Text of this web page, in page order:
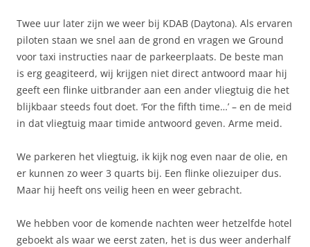
Twee uur later zijn we weer bij KDAB (Daytona). Als ervaren
piloten staan we snel aan de grond en vragen we Ground
voor taxi instructies naar de parkeerplaats. De beste man
is erg geagiteerd, wij krijgen niet direct antwoord maar hij
geeft een flinke uitbrander aan een ander vliegtuig die het
blijkbaar steeds fout doet. ‘For the fifth time…’ – en de meid
in dat vliegtuig maar timide antwoord geven. Arme meid.
We parkeren het vliegtuig, ik kijk nog even naar de olie, en
er kunnen zo weer 3 quarts bij. Een flinke oliezuiper dus.
Maar hij heeft ons veilig heen en weer gebracht.
We hebben voor de komende nachten weer hetzelfde hotel
geboekt als waar we eerst zaten, het is dus weer anderhalf